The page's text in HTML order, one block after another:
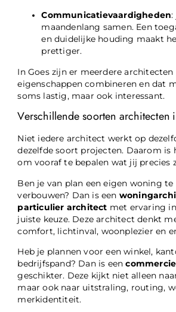
Communicatievaardigheden:
maandenlang samen. Een
en duidelijke houding maakt
prettiger.
In Goes zijn er meerdere architecten
eigenschappen combineren en dat
soms lastig, maar ook interessant.
Verschillende soorten architecten
Niet iedere architect werkt op
dezelfde soort projecten. Daarom is
om vooraf te bepalen wat jij precies
Ben je van plan een eigen woning
verbouwen? Dan is een
particulier architect met ervaring
juiste keuze. Deze architect denkt
comfort, lichtinval, woonplezier en
Heb je plannen voor een winkel,
bedrijfspand? Dan is een
geschikter. Deze kijkt niet alleen
maar ook naar uitstraling, routing,
merkidentiteit.